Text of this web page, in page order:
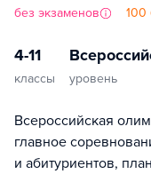
без экзаменов 100
4-11
классы уровень
Всероссийская
главное
и абитуриентов,